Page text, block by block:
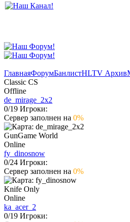
ГлавнаяФорумБанлистHLTV Архив
Classic CS
Offline
de_mirage_2x2
0/19 Игроки:
Сервер заполнен на 0%
GunGame World
Online
fy_dinosnow
0/24 Игроки:
Сервер заполнен на 0%
Knife Only
Online
ka_acer_2
0/19 Игроки: